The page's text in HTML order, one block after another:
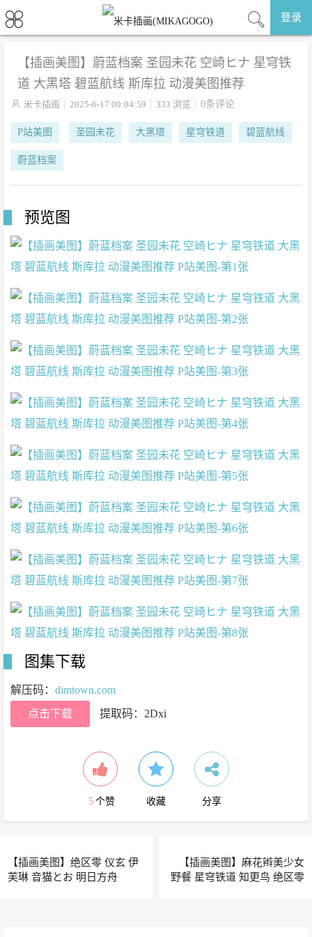
登录
【插画美图】蔚蓝档案 圣园未花 空崎ヒナ 星穹铁
道 大黑塔 碧蓝航线 斯库拉 动漫美图推荐
 米卡插画 2025-6-17 00:04:59 333 浏览 0条评论
P站美图 圣园未花 大黑塔 星穹铁道 碧蓝航线
蔚蓝档案
预览图
图集下载
解压码： dimtown.com
点击下载
提取码：2Dxi
5 个赞 收藏 分享
【插画美图】绝区零 仪玄 伊
芙琳 音猫とお 明日方舟
【插画美图】麻花辫美少女
野餐 星穹铁道 知更鸟 绝区零